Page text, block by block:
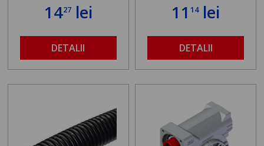
1427lei
DETALII
1114lei
DETALII